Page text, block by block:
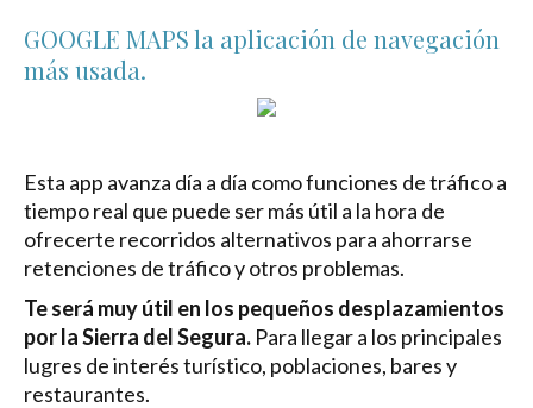
GOOGLE MAPS la aplicación de navegación
más usada.
Esta app avanza día a día como funciones de tráfico a
tiempo real que puede ser más útil a la hora de
ofrecerte recorridos alternativos para ahorrarse
retenciones de tráfico y otros problemas.
Te será muy útil en los pequeños desplazamientos
por la Sierra del Segura. Para llegar a los principales
lugres de interés turístico, poblaciones, bares y
restaurantes.